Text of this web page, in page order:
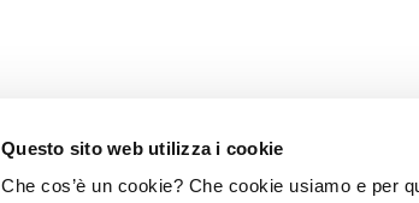
Questo sito web utilizza i cookie
Che cos’è un cookie? Che cookie usiamo e per